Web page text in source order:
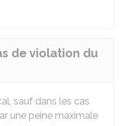
de violation du
sauf dans les cas
une peine maximale